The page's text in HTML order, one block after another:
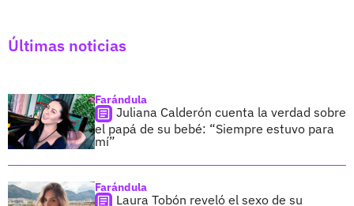
Últimas noticias
Farándula
Juliana Calderón cuenta la verdad sobre
el papá de su bebé: “Siempre estuvo para
mí”
Farándula
Laura Tobón reveló el sexo de su